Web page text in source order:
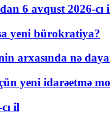
6 avqust 2026-cı
yeni bürokratiya?
arxasında nə
yeni idarəetmə
il